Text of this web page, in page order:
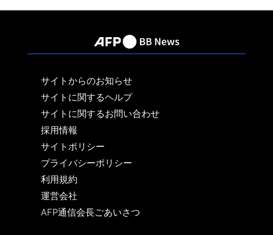
サイトからのお知らせ
サイトに関するヘルプ
サイトに関するお問い合わせ
採用情報
サイトポリシー
プライバシーポリシー
利用規約
運営会社
AFP通信会長ごあいさつ